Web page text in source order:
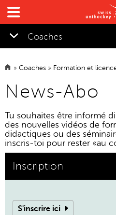

Coaches
» Coaches » Formation et
News-Abo
Tu souhaites être informé
des nouvelles vidéos de
didactiques ou des
inscris-toi pour rester «au
Inscription
S'inscrire ici